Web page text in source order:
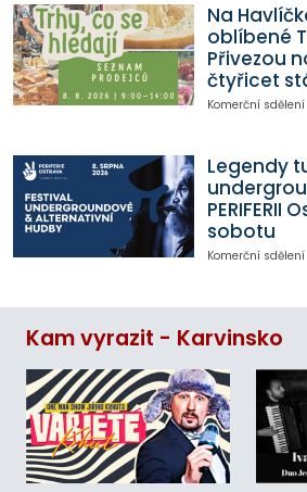
Na
oblíbené
Přivezou
čtyřicet
Komerční sdělení
Legendy
PERIFERII
sobotu
Komerční sdělení
Kam vyrazit - Karvinsko